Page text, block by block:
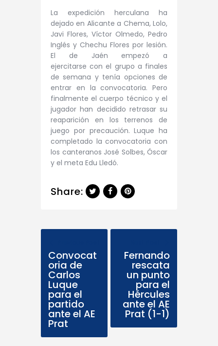
La expedición herculana ha
dejado en Alicante a Chema, Lolo,
Javi Flores, Víctor Olmedo, Pedro
Inglés y Chechu Flores por lesión.
El de Jaén empezó a
ejercitarse con el grupo a finales
de semana y tenía opciones de
entrar en la convocatoria. Pero
finalmente el cuerpo técnico y el
jugador han decidido retrasar su
reaparición en los terrenos de
juego por precaución. Luque ha
completado la convocatoria con
los canteranos José Solbes, Óscar
y el meta Edu Lledó.
Share:
Convocat
oria de
Carlos
Luque
para el
partido
ante el AE
Prat
Fernando
rescata
un punto
para el
Hércules
ante el AE
Prat (1-1)